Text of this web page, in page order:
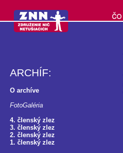
ARCHÍF:
O archíve
FotoGaléria
4. členský zlez
3. členský zlez
2. členský zlez
1. členský zlez